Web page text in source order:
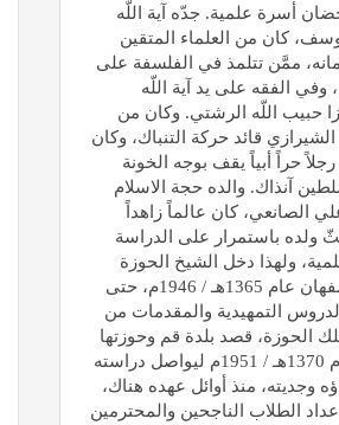
أسرة علمية. جدّه آية اللّه
كان من العلماء المتقين
ممَّن تتلمذ في الفلسفة على
وفي الفقه على يد آية اللّه
حبيب اللّه الرشتي. وكان من
قائد حركة التنباك، وكان
حراً أبياً يقف بوجه الخونة
آنذاك. والده حجة الاسلام
الصانعي، كان عالماً زاهداً
ولده باستمرار على الدراسة
ولهذا دخل الشيخ الحوزة
العلمية في اصفهان عام 1365هـ / 1946م، حتى
الدروس التمهيدية والمقدمات من
الحوزة، قصد بلدة قم وحوزتها
العلمية في عام 1370هـ / 1951م ليواصل دراسته
وجديته، منذ أوائل عهده هناك،
الطلاب الناجحين والمحترمين